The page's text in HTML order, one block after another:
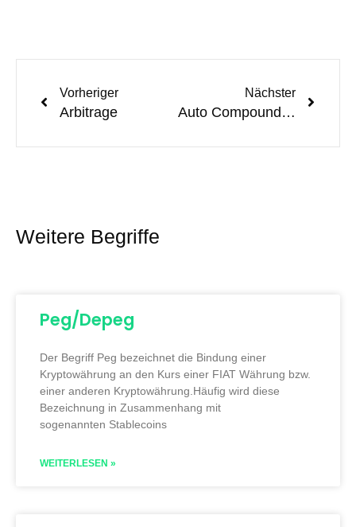
Vorheriger
Arbitrage
Nächster
Auto Compounding
Weitere Begriffe
Peg/Depeg
Der Begriff Peg bezeichnet die Bindung einer
Kryptowährung an den Kurs einer FIAT Währung bzw.
einer anderen Kryptowährung.Häufig wird diese
Bezeichnung in Zusammenhang mit
sogenannten Stablecoins
WEITERLESEN »